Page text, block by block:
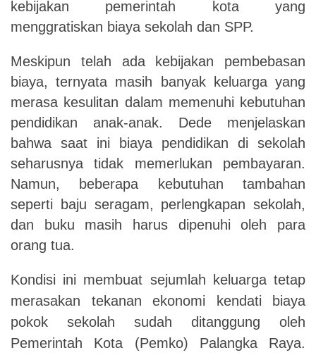
kebijakan pemerintah kota yang
menggratiskan biaya sekolah dan SPP.
Meskipun telah ada kebijakan pembebasan
biaya, ternyata masih banyak keluarga yang
merasa kesulitan dalam memenuhi kebutuhan
pendidikan anak-anak. Dede menjelaskan
bahwa saat ini biaya pendidikan di sekolah
seharusnya tidak memerlukan pembayaran.
Namun, beberapa kebutuhan tambahan
seperti baju seragam, perlengkapan sekolah,
dan buku masih harus dipenuhi oleh para
orang tua.
Kondisi ini membuat sejumlah keluarga tetap
merasakan tekanan ekonomi kendati biaya
pokok sekolah sudah ditanggung oleh
Pemerintah Kota (Pemko) Palangka Raya.